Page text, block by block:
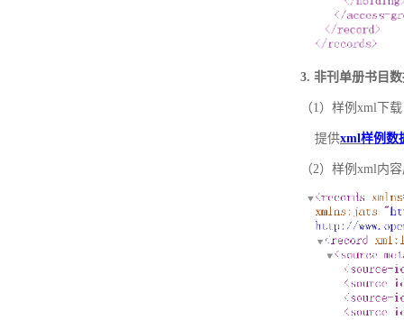
3. 非刊单册书目
（1）样例xml下载
提供xml样例数
（2）样例xml内